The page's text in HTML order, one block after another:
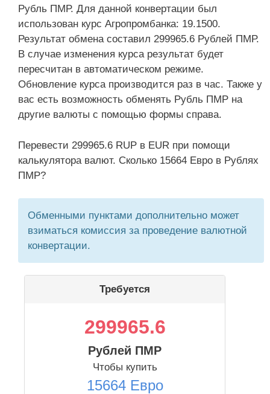
Рубль ПМР. Для данной конвертации был
использован курс Агропромбанка: 19.1500.
Результат обмена составил 299965.6 Рублей ПМР.
В случае изменения курса результат будет
пересчитан в автоматическом режиме.
Обновление курса производится раз в час. Также у
вас есть возможность обменять Рубль ПМР на
другие валюты с помощью формы справа.
Перевести 299965.6 RUP в EUR при помощи
калькулятора валют. Сколько 15664 Евро в Рублях
ПМР?
Обменными пунктами дополнительно может
взиматься комиссия за проведение валютной
конвертации.
Требуется
299965.6
Рублей ПМР
Чтобы купить
15664 Евро